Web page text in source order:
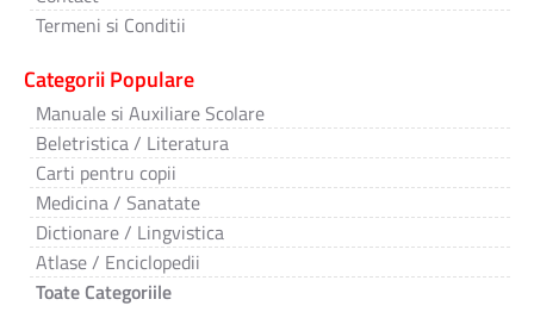
Termeni si Conditii
Categorii Populare
Manuale si Auxiliare Scolare
Beletristica / Literatura
Carti pentru copii
Medicina / Sanatate
Dictionare / Lingvistica
Atlase / Enciclopedii
Toate Categoriile